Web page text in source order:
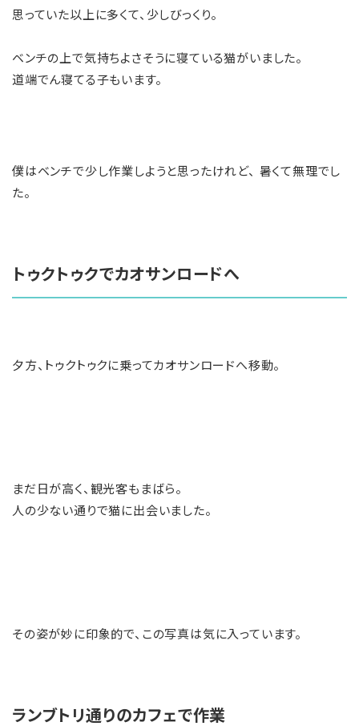
思っていた以上に多くて、少しびっくり。
ベンチの上で気持ちよさそうに寝ている猫がいました。
道端でん寝てる子もいます。
僕はベンチで少し作業しようと思ったけれど、 暑くて無理でし
た。
トゥクトゥクでカオサンロードへ
夕方、トゥクトゥクに乗ってカオサンロードへ移動。
まだ日が高く、観光客もまばら。
人の少ない通りで猫に出会いました。
その姿が妙に印象的で、この写真は気に入っています。
ランブトリ通りのカフェで作業